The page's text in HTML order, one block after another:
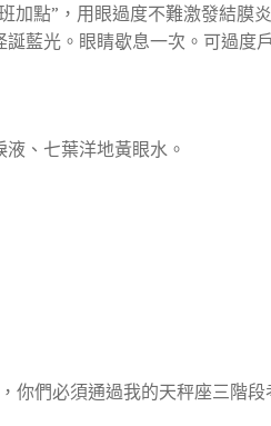
點”，用眼過度不難激發結膜
藍光。眼睛歇息一次。可過度
、七葉洋地黃眼水。
你們必須通過我的天秤座三階